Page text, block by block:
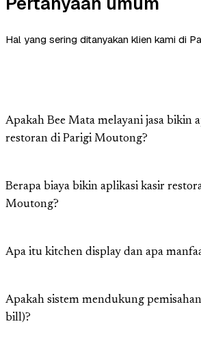
Hal yang sering ditanyakan klien kami di
Apakah Bee Mata melayani jasa bikin
restoran di Parigi Moutong?
Berapa biaya bikin aplikasi kasir
Moutong?
Apa itu kitchen display dan apa
Apakah sistem mendukung
bill)?